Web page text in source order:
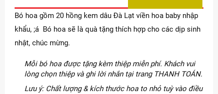
Bó hoa gồm 20 hồng kem dâu Đà Lạt viền hoa baby nhập
khẩu, ;á Bó hoa sẽ là quà tặng thích hợp cho các dịp sinh
nhật, chúc mừng.
Mỗi bó hoa được tặng kèm thiệp miễn phí. Khách vui
lòng chọn thiệp và ghi lời nhắn tại trang THANH TOÁN.
Lưu ý: Chất lượng & kích thước hoa to nhỏ tuỳ vào điều